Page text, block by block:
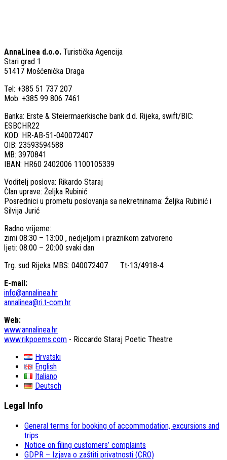
AnnaLinea d.o.o. Turistička Agencija
Stari grad 1
51417 Mošćenička Draga
Tel: +385 51 737 207
Mob: +385 99 806 7461
Banka: Erste & Steiermaerkische bank d.d. Rijeka, swift/BIC:
ESBCHR22
KOD: HR-AB-51-040072407
OIB: 23593594588
MB: 3970841
IBAN: HR60 2402006 1100105339
Voditelj poslova: Rikardo Staraj
Član uprave: Željka Rubinić
Posrednici u prometu poslovanja sa nekretninama: Željka Rubinić i
Silvija Jurić
Radno vrijeme:
zimi 08:30 – 13:00 , nedjeljom i praznikom zatvoreno
ljeti: 08:00 – 20:00 svaki dan
Trg. sud Rijeka MBS: 040072407 Tt-13/4918-4
E-mail:
info@annalinea.hr
annalinea@ri.t-com.hr
Web:
www.annalinea.hr
www.rikpoems.com - Riccardo Staraj Poetic Theatre
Hrvatski
English
Italiano
Deutsch
Legal Info
General terms for booking of accommodation, excursions and
trips
Notice on filing customers’ complaints
GDPR – Izjava o zaštiti privatnosti (CRO)